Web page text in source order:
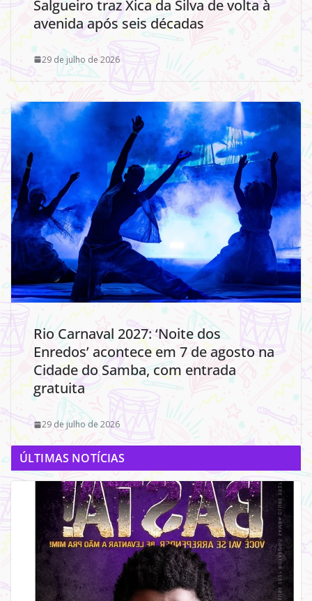
Salgueiro traz Xica da Silva de volta à
avenida após seis décadas
29 de julho de 2026
Rio Carnaval 2027: ‘Noite dos
Enredos’ acontece em 7 de agosto na
Cidade do Samba, com entrada
gratuita
29 de julho de 2026
ÚLTIMAS NOTÍCIAS